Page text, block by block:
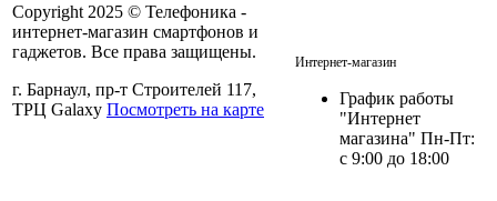
Copyright 2025 © Телефоника -
интернет-магазин смартфонов и
гаджетов. Все права защищены.
г. Барнаул, пр-т Строителей 117,
ТРЦ Galaxy Посмотреть на карте
Интернет-магазин
График работы
"Интернет
магазина" Пн-Пт:
с 9:00 до 18:00